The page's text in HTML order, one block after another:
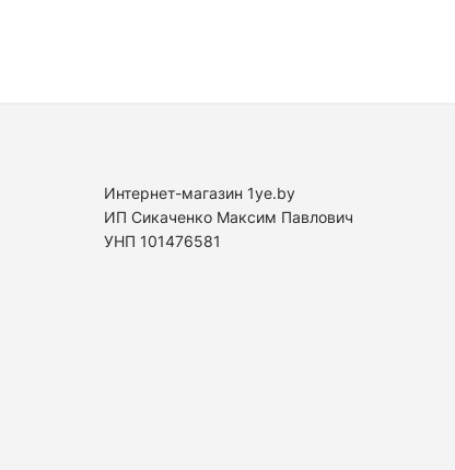
Интернет-магазин 1ye.by
ИП Сикаченко Максим Павлович
УНП 101476581